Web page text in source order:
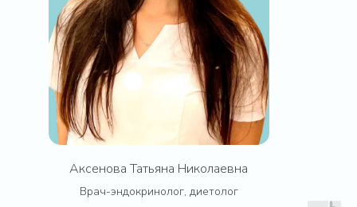
Аксенова Татьяна Николаевна
Врач-эндокринолог, диетолог